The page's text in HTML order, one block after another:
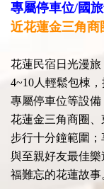
專屬停車位/國
近花蓮金三角商
花蓮民宿日光漫
4~10人輕鬆包棟
專屬停車位等設
花蓮金三角商圈
步行十分鐘範圍
與至親好友最佳
福難忘的花蓮故事